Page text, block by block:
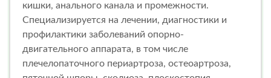
кишки, анального канала и промежности.
Специализируется на лечении, диагностики и
профилактики заболеваний опорно-
двигательного аппарата, в том числе
плечелопаточного периартроза, остеоартроза,